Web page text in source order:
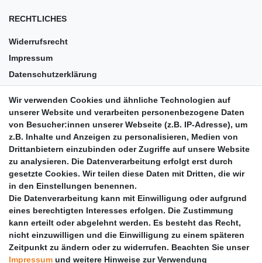
RECHTLICHES
Widerrufsrecht
Impressum
Datenschutzerklärung
Barrierefreiheit
Anleitungen
Vertrag widerrufen
PARTNER
DHL
GLS
PaketPLUS
Wir verwenden Cookies und ähnliche Technologien auf
unserer Website und verarbeiten personenbezogene Daten
von Besucher:innen unserer Webseite (z.B. IP-Adresse), um
z.B. Inhalte und Anzeigen zu personalisieren, Medien von
Drittanbietern einzubinden oder Zugriffe auf unsere Website
zu analysieren. Die Datenverarbeitung erfolgt erst durch
gesetzte Cookies. Wir teilen diese Daten mit Dritten, die wir
in den Einstellungen benennen.
Die Datenverarbeitung kann mit Einwilligung oder aufgrund
eines berechtigten Interesses erfolgen. Die Zustimmung
kann erteilt oder abgelehnt werden. Es besteht das Recht,
nicht einzuwilligen und die Einwilligung zu einem späteren
Zeitpunkt zu ändern oder zu widerrufen. Beachten Sie unser
Impressum und weitere Hinweise zur Verwendung